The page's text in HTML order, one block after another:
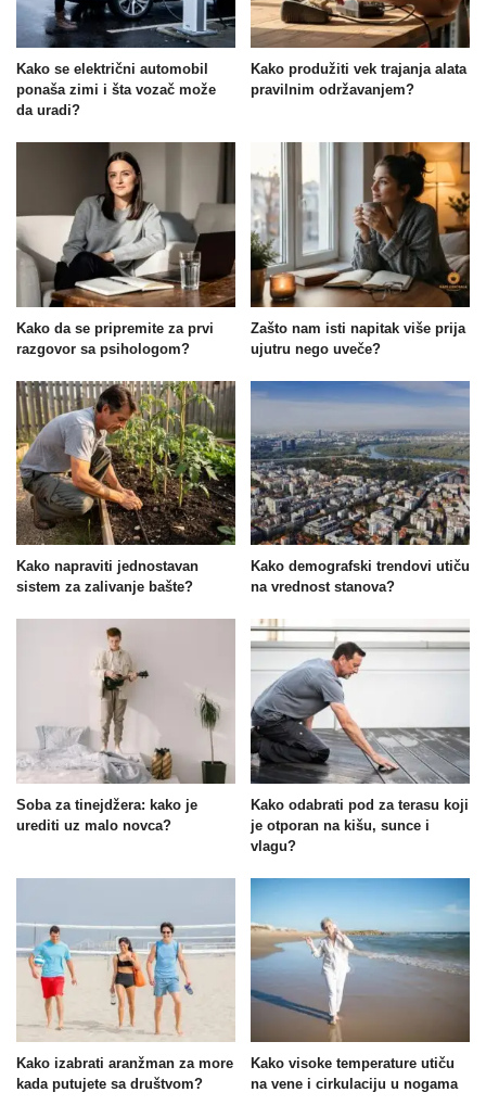
Kako se električni automobil
ponaša zimi i šta vozač može
da uradi?
Kako produžiti vek trajanja alata
pravilnim održavanjem?
Kako da se pripremite za prvi
razgovor sa psihologom?
Zašto nam isti napitak više prija
ujutru nego uveče?
Kako napraviti jednostavan
sistem za zalivanje bašte?
Kako demografski trendovi utiču
na vrednost stanova?
Soba za tinejdžera: kako je
urediti uz malo novca?
Kako odabrati pod za terasu koji
je otporan na kišu, sunce i
vlagu?
Kako izabrati aranžman za more
kada putujete sa društvom?
Kako visoke temperature utiču
na vene i cirkulaciju u nogama